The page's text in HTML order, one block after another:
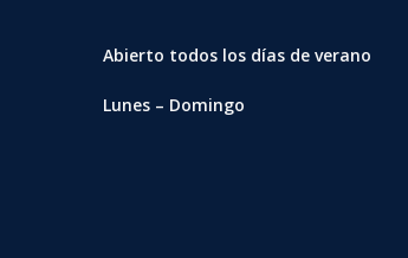
Abierto todos los días de verano
Lunes – Domingo